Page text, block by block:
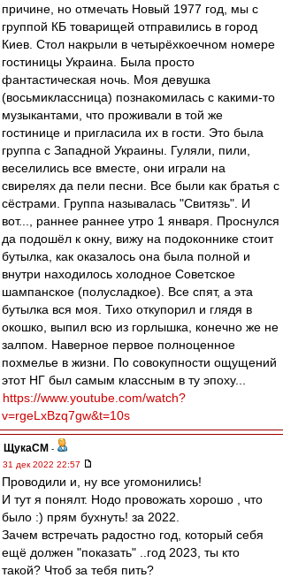
причине, но отмечать Новый 1977 год, мы с
группой КБ товарищей отправились в город
Киев. Стол накрыли в четырёхкоечном номере
гостиницы Украина. Была просто
фантастическая ночь. Моя девушка
(восьмиклассница) познакомилась с какими-то
музыкантами, что проживали в той же
гостинице и пригласила их в гости. Это была
группа с Западной Украины. Гуляли, пили,
веселились все вместе, они играли на
свирелях да пели песни. Все были как братья с
сёстрами. Группа называлась "Свитязь". И
вот..., раннее раннее утро 1 января. Проснулся
да подошёл к окну, вижу на подоконнике стоит
бутылка, как оказалось она была полной и
внутри находилось холодное Советское
шампанское (полусладкое). Все спят, а эта
бутылка вся моя. Тихо откупорил и глядя в
окошко, выпил всю из горлышка, конечно же не
залпом. Наверное первое полноценное
похмелье в жизни. По совокупности ощущений
этот НГ был самым классным в ту эпоху...
https://www.youtube.com/watch?
v=rgeLxBzq7gw&t=10s
ЩукаСМ -
31 дек 2022 22:57
Проводили и, ну все угомонились!
И тут я понялт. Нодо провожать хорошо , что
было :) прям бухнуть! за 2022.
Зачем встречать радостно год, который себя
ещё должен "показать" ..год 2023, ты кто
такой? Чтоб за тебя пить?